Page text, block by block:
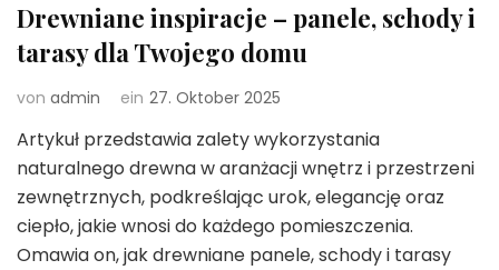
Drewniane inspiracje – panele, schody i
tarasy dla Twojego domu
von admin ein 27. Oktober 2025
Artykuł przedstawia zalety wykorzystania
naturalnego drewna w aranżacji wnętrz i przestrzeni
zewnętrznych, podkreślając urok, elegancję oraz
ciepło, jakie wnosi do każdego pomieszczenia.
Omawia on, jak drewniane panele, schody i tarasy